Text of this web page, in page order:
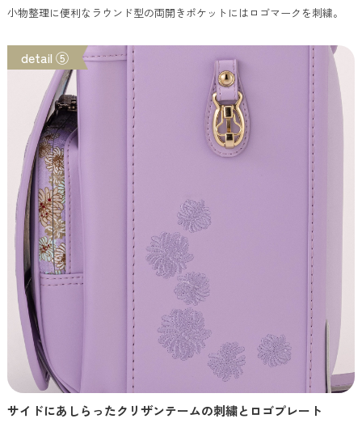
小物整理に便利なラウンド型の両開きポケットにはロゴマークを刺繍。
detail ⑤
サイドにあしらったクリザンテームの刺繍とロゴプレート